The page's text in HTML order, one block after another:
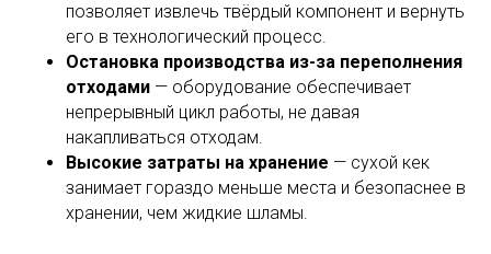
позволяет извлечь твёрдый компонент и вернуть
его в технологический процесс.
Остановка производства из-за переполнения
отходами — оборудование обеспечивает
непрерывный цикл работы, не давая
накапливаться отходам.
Высокие затраты на хранение — сухой кек
занимает гораздо меньше места и безопаснее в
хранении, чем жидкие шламы.